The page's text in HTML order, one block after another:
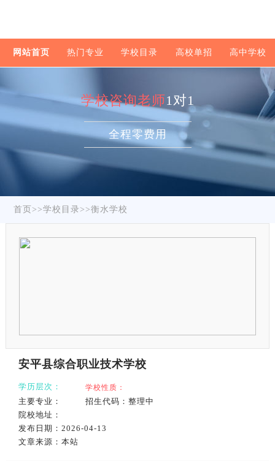
网站首页 热门专业 学校目录 高校单招 高中学校
学校咨询老师1对1
全程零费用
首页 >>学校目录 >>衡水学校
安平县综合职业技术学校
学历层次： 学校性质：
主要专业：
招生代码：整理中
院校地址：
发布日期：2026-04-13
文章来源：本站